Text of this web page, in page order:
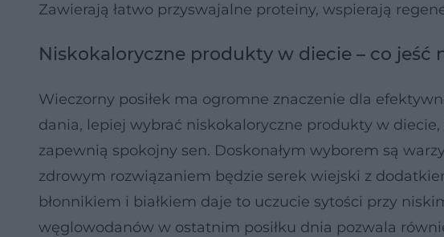
Zawierają łatwo przyswajalne proteiny, wspierają
Niskokaloryczne produkty w diecie – co jeść
Wieczorny posiłek ma ogromne znaczenie dla
dania, lepiej wybrać niskokaloryczne produkty w
zapewnią spokojny sen. Doskonałym wyborem są
zdrowym rozwiązaniem będzie serek wiejski z
błonnikiem i białkiem daje to uczucie sytości przy
węglowodanów w ostatnim posiłku dnia pozwala